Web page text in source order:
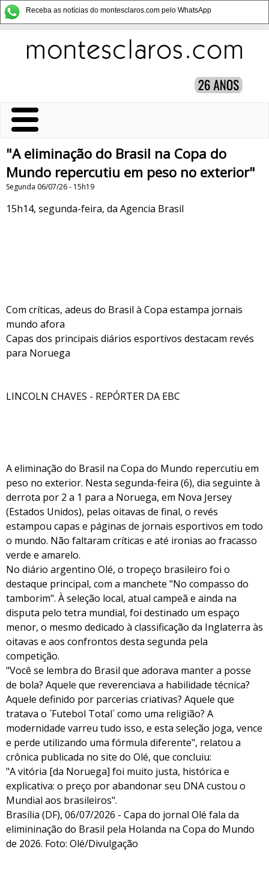
Receba as notícias do montesclaros.com pelo WhatsApp
"A eliminação do Brasil na Copa do
Mundo repercutiu em peso no exterior"
Segunda 06/07/26 - 15h19
15h14, segunda-feira, da Agencia Brasil
Com críticas, adeus do Brasil à Copa estampa jornais
mundo afora
Capas dos principais diários esportivos destacam revés
para Noruega
LINCOLN CHAVES - REPÓRTER DA EBC
A eliminação do Brasil na Copa do Mundo repercutiu em
peso no exterior. Nesta segunda-feira (6), dia seguinte à
derrota por 2 a 1 para a Noruega, em Nova Jersey
(Estados Unidos), pelas oitavas de final, o revés
estampou capas e páginas de jornais esportivos em todo
o mundo. Não faltaram críticas e até ironias ao fracasso
verde e amarelo.
No diário argentino Olé, o tropeço brasileiro foi o
destaque principal, com a manchete "No compasso do
tamborim". À seleção local, atual campeã e ainda na
disputa pelo tetra mundial, foi destinado um espaço
menor, o mesmo dedicado à classificação da Inglaterra às
oitavas e aos confrontos desta segunda pela
competição.
"Você se lembra do Brasil que adorava manter a posse
de bola? Aquele que reverenciava a habilidade técnica?
Aquele definido por parcerias criativas? Aquele que
tratava o ´Futebol Total´ como uma religião? A
modernidade varreu tudo isso, e esta seleção joga, vence
e perde utilizando uma fórmula diferente", relatou a
crônica publicada no site do Olé, que concluiu:
"A vitória [da Noruega] foi muito justa, histórica e
explicativa: o preço por abandonar seu DNA custou o
Mundial aos brasileiros".
Brasília (DF), 06/07/2026 - Capa do jornal Olé fala da
elimininação do Brasil pela Holanda na Copa do Mundo
de 2026. Foto: Olé/Divulgação